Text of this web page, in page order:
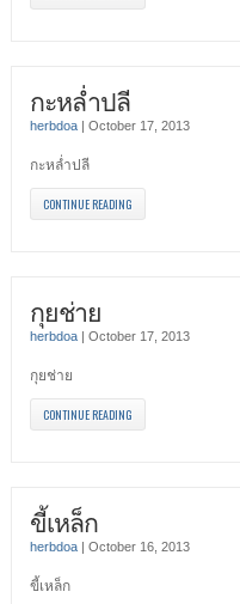
กะหล่ำปลี
herbdoa| October 17, 2013
กะหล่ำปลี
CONTINUE READING
กุยช่าย
herbdoa| October 17, 2013
กุยช่าย
CONTINUE READING
ขี้เหล็ก
herbdoa| October 16, 2013
ขี้เหล็ก